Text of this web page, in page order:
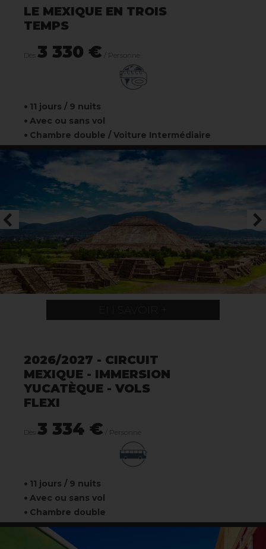
LE MEXIQUE EN TROIS
TEMPS
Dès 3 330 € / Personne
11 jours / 9 nuits
Avec ou sans vol
Chambre double / Voiture Intermédiaire
EN SAVOIR +
2026/2027 - CIRCUIT
MEXIQUE - IMMERSION
YUCATÈQUE - VOLS
FLEXI
Dès 3 334 € / Personne
11 jours / 9 nuits
Avec ou sans vol
Chambre double